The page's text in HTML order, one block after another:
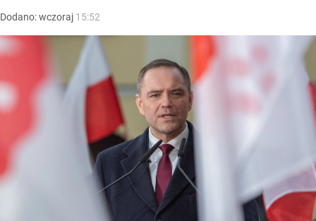
Dodano:wczoraj 15:52